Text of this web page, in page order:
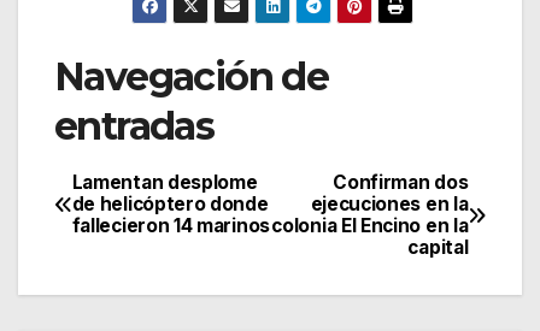
Navegación de
entradas
Confirman dos
ejecuciones en la
colonia El Encino en la
capital
Lamentan desplome
de helicóptero donde
fallecieron 14 marinos